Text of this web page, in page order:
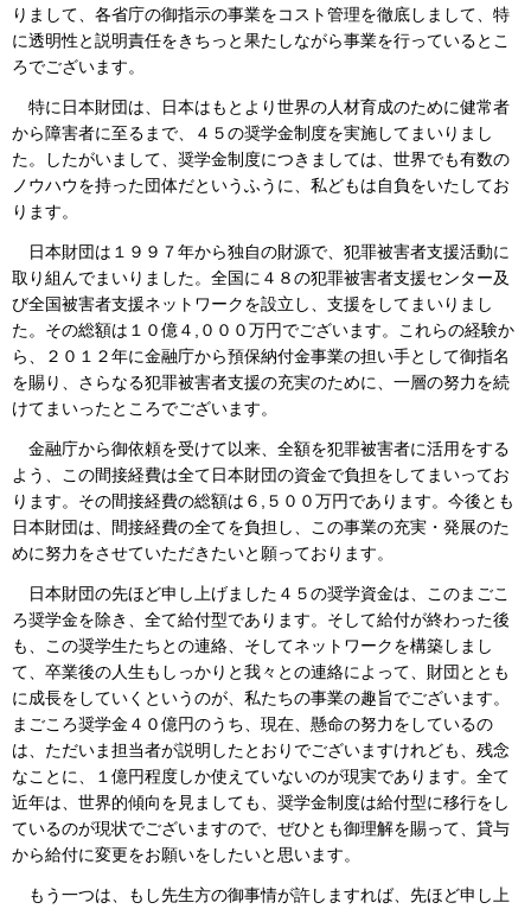
りまして、各省庁の御指示の事業をコスト管理を徹底しまして、特
に透明性と説明責任をきちっと果たしながら事業を行っているとこ
ろでございます。
特に日本財団は、日本はもとより世界の人材育成のために健常者
から障害者に至るまで、４５の奨学金制度を実施してまいりまし
た。したがいまして、奨学金制度につきましては、世界でも有数の
ノウハウを持った団体だというふうに、私どもは自負をいたしてお
ります。
日本財団は１９９７年から独自の財源で、犯罪被害者支援活動に
取り組んでまいりました。全国に４８の犯罪被害者支援センター及
び全国被害者支援ネットワークを設立し、支援をしてまいりまし
た。その総額は１０億４,０００万円でございます。これらの経験か
ら、２０１２年に金融庁から預保納付金事業の担い手として御指名
を賜り、さらなる犯罪被害者支援の充実のために、一層の努力を続
けてまいったところでございます。
金融庁から御依頼を受けて以来、全額を犯罪被害者に活用をする
よう、この間接経費は全て日本財団の資金で負担をしてまいってお
ります。その間接経費の総額は６,５００万円であります。今後とも
日本財団は、間接経費の全てを負担し、この事業の充実・発展のた
めに努力をさせていただきたいと願っております。
日本財団の先ほど申し上げました４５の奨学資金は、このまごこ
ろ奨学金を除き、全て給付型であります。そして給付が終わった後
も、この奨学生たちとの連絡、そしてネットワークを構築しまし
て、卒業後の人生もしっかりと我々との連絡によって、財団ととも
に成長をしていくというのが、私たちの事業の趣旨でございます。
まごころ奨学金４０億円のうち、現在、懸命の努力をしているの
は、ただいま担当者が説明したとおりでございますけれども、残念
なことに、１億円程度しか使えていないのが現実であります。全て
近年は、世界的傾向を見ましても、奨学金制度は給付型に移行をし
ているのが現状でございますので、ぜひとも御理解を賜って、貸与
から給付に変更をお願いをしたいと思います。
もう一つは、もし先生方の御事情が許しますれば、先ほど申し上